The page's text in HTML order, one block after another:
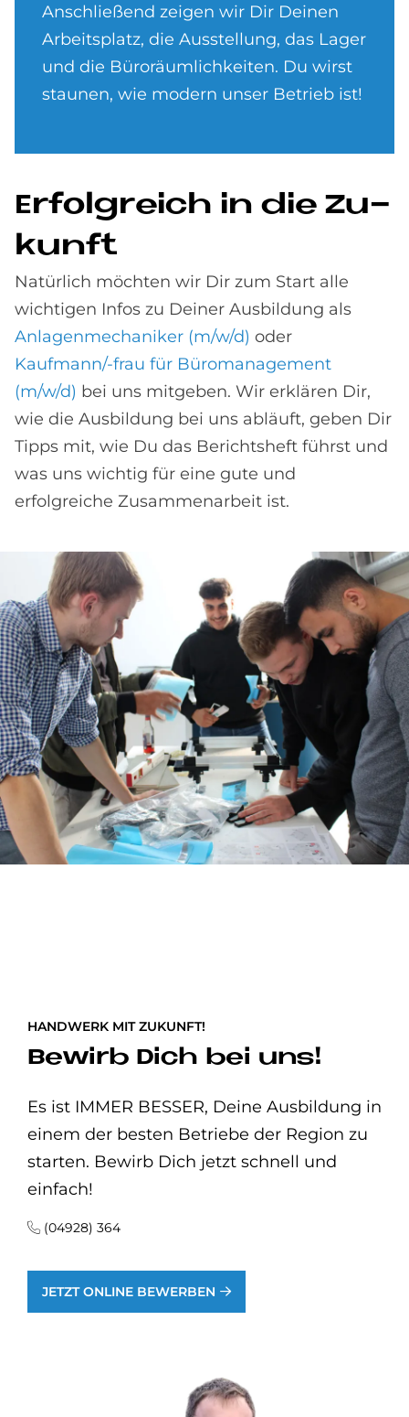
Anschließend zeigen wir Dir Deinen
Arbeitsplatz, die Ausstellung, das Lager
und die Büroräumlichkeiten. Du wirst
staunen, wie modern unser Betrieb ist!
Er­folg­reich in die Zu­
kun­ft
Natürlich möchten wir Dir zum Start alle
wichtigen Infos zu Deiner Ausbildung als
Anlagenmechaniker (m/w/d) oder
Kaufmann/-frau für Büromanagement
(m/w/d) bei uns mitgeben. Wir erklären Dir,
wie die Ausbildung bei uns abläuft, geben Dir
Tipps mit, wie Du das Berichtsheft führst und
was uns wichtig für eine gute und
erfolgreiche Zusammenarbeit ist.
HANDWERK MIT ZUKUNFT!
Bewirb Dich bei uns!
Es ist IMMER BESSER, Deine Ausbildung in
einem der besten Betriebe der Region zu
starten. Bewirb Dich jetzt schnell und
einfach!
(04928) 364
JETZT ONLINE BEWERBEN